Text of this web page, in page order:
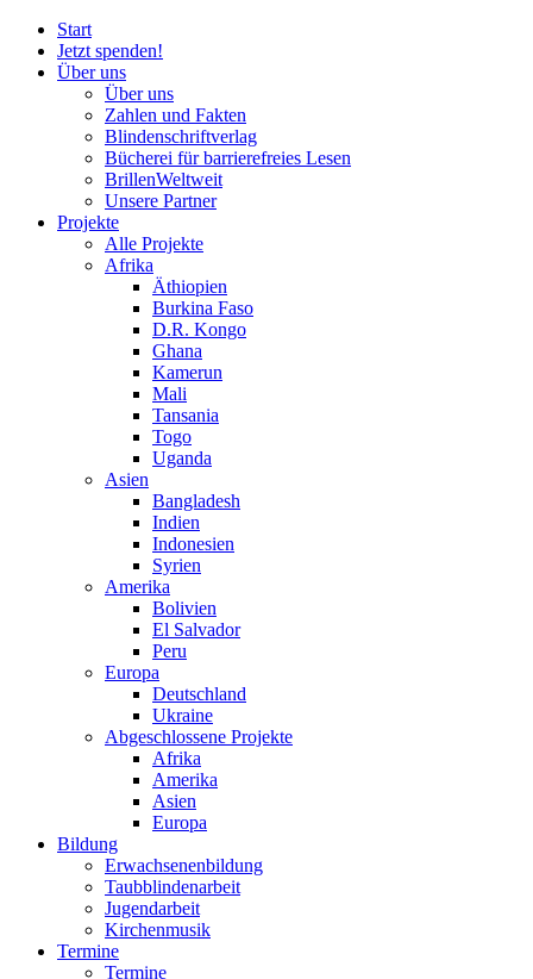
Start
Jetzt spenden!
Über uns
Über uns
Zahlen und Fakten
Blindenschriftverlag
Bücherei fürbarrierefreies Lesen
BrillenWeltweit
Unsere Partner
Projekte
Alle Projekte
Afrika
Äthiopien
Burkina Faso
D.R. Kongo
Ghana
Kamerun
Mali
Tansania
Togo
Uganda
Asien
Bangladesh
Indien
Indonesien
Syrien
Amerika
Bolivien
El Salvador
Peru
Europa
Deutschland
Ukraine
Abgeschlossene Projekte
Afrika
Amerika
Asien
Europa
Bildung
Erwachsenenbildung
Taubblindenarbeit
Jugendarbeit
Kirchenmusik
Termine
Termine